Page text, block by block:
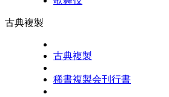
古典複製
古典複製
稀書複製会刊行書